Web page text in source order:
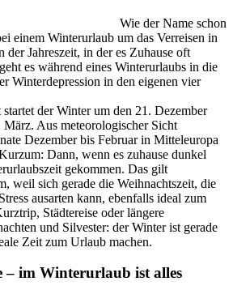
Wie der Name schon
einem Winterurlaub um das Verreisen in
der Jahreszeit, in der es Zuhause oft
es während eines Winterurlaubs in die
Winterdepression in den eigenen vier
der Winter um den 21. Dezember
März. Aus meteorologischer Sicht
Dezember bis Februar in Mitteleuropa
Dann, wenn es zuhause dunkel
gekommen. Das gilt
weil sich gerade die Weihnachtszeit, die
ausarten kann, ebenfalls ideal zum
Städtereise oder längere
und Silvester: der Winter ist gerade
Zeit zum Urlaub machen.
– im Winterurlaub ist alles